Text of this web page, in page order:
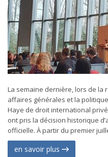
La semaine dernière, lors de la
affaires générales et la
Haye de droit international privé
ont pris la décision historique
officielle. À partir du premier
en savoir plus